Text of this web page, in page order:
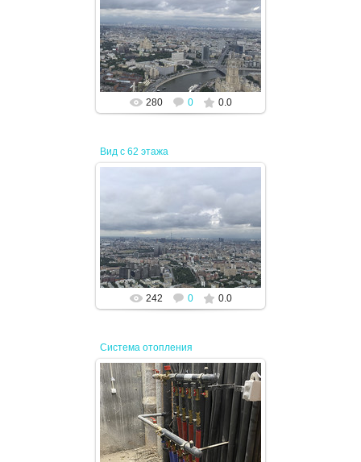
19.04.2024
JENEK
280 0 0.0
Вид с 62 этажа
19.04.2024
JENEK
242 0 0.0
Система отопления
19.04.2024
JENEK